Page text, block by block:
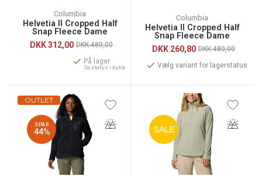
Columbia
Helvetia II Cropped Half
Snap Fleece Dame
DKK312,00 DKK 480,00
På lager
Se status i butik
Columbia
Helvetia II Cropped Half
Snap Fleece Dame
DKK260,80 DKK 480,00
Vælg variant for lagerstatus
OUTLET
SPAR
44% SALE